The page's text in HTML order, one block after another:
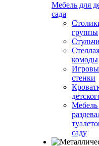
Мебель для
сада
группы
комоды
стенки
Мебель
саду